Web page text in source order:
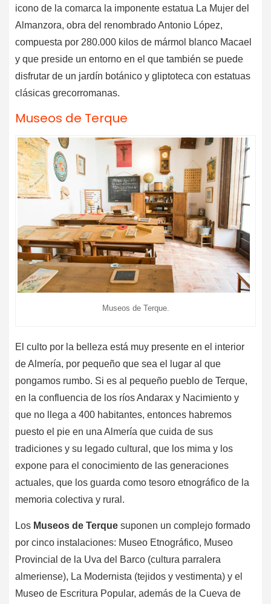
icono de la comarca la imponente estatua La Mujer del
Almanzora, obra del renombrado Antonio López,
compuesta por 280.000 kilos de mármol blanco Macael
y que preside un entorno en el que también se puede
disfrutar de un jardín botánico y gliptoteca con estatuas
clásicas grecorromanas.
Museos de Terque
Museos de Terque.
El culto por la belleza está muy presente en el interior
de Almería, por pequeño que sea el lugar al que
pongamos rumbo. Si es al pequeño pueblo de Terque,
en la confluencia de los ríos Andarax y Nacimiento y
que no llega a 400 habitantes, entonces habremos
puesto el pie en una Almería que cuida de sus
tradiciones y su legado cultural, que los mima y los
expone para el conocimiento de las generaciones
actuales, que los guarda como tesoro etnográfico de la
memoria colectiva y rural.
Los Museos de Terque suponen un complejo formado
por cinco instalaciones: Museo Etnográfico, Museo
Provincial de la Uva del Barco (cultura parralera
almeriense), La Modernista (tejidos y vestimenta) y el
Museo de Escritura Popular, además de la Cueva de